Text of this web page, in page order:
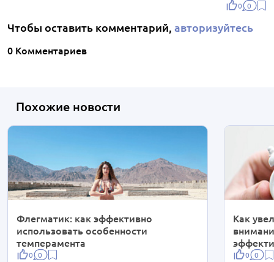
0 0
Чтобы оставить комментарий, авторизуйтесь
0 Комментариев
Похожие новости
Флегматик: как эффективно
использовать особенности
темперамента
0 0
Как
0 0